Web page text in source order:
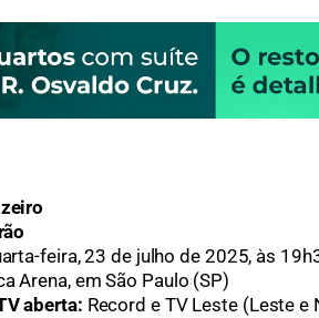
feira, 23 de julho de 2025, às
Arena, em São Paulo (SP)
aberta: Record e TV Leste (Leste e